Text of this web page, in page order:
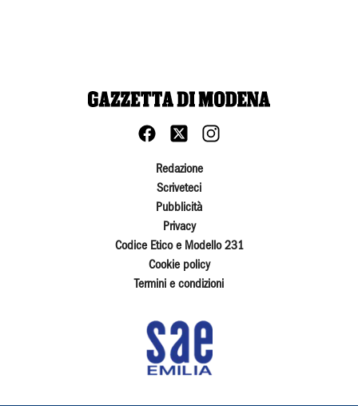
Redazione
Scriveteci
Pubblicità
Privacy
Codice Etico e Modello 231
Cookie policy
Termini e condizioni